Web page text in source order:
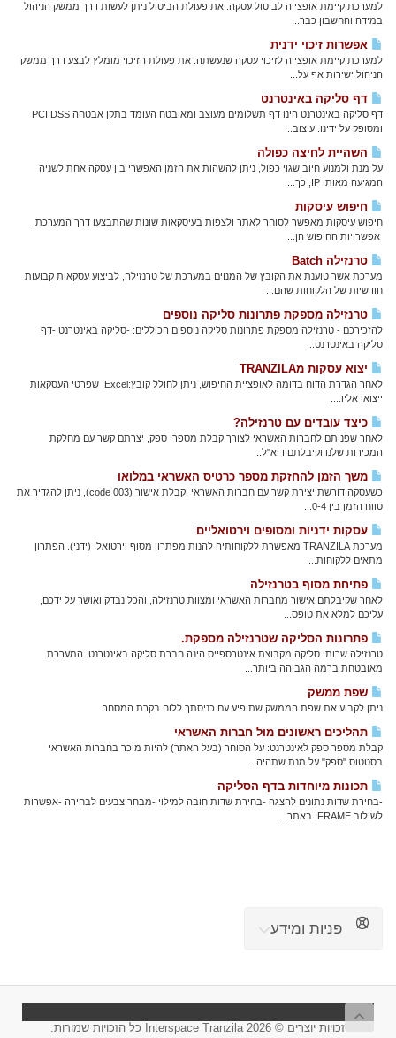
למערכת קיימת אופצייה לביטול עסקה. את פעולת הביטול ניתן לעשות דרך ממשק הניהול
במידה והחשבון כבר...
אפשרות זיכוי ידנית
למערכת קיימת אופצייה לזיכוי עסקה שנעשתה. את פעולת הזיכוי מומלץ לבצע דרך ממשק
הניהול ישירות אף על...
דף סליקה באינטרנט
דף סליקה באינטרנט הינו דף תשלומים מעוצב ומאובטח העומד בתקן אבטחה PCI DSS
ומסופק על ידינו. עיצוב...
השהיית לחיצה כפולה
על מנת ולמנוע חיוב שגוי כפול, ניתן להשהות את הזמן האפשרי בין עסקה אחת לשניה
המגיעה מאותו IP, כך...
חיפוש עיסקות
חיפוש עיסקות מאפשר לסוחר לאתר ולצפות בעיסקאות שונות שהתבצעו דרך המערכת.
אפשרויות החיפוש הן...
טרנזילה Batch
מערכת אשר טוענת את הקובץ של המנוים במערכת של טרנזילה, לביצוע עסקאות קבועות
חודשיות של הלקוחות שהם...
טרנזילה מספקת פתרונות סליקה נוספים
להזכירכם - טרנזילה מספקת פתרונות סליקה נוספים הכוללים: -סליקה באינטרנט -דף
סליקה באינטרנט...
יצוא עסקות מTRANZILA
לאחר הגדרת הדוח בדומה לאופציית החיפוש, ניתן לחולל קובץ:Excel שפרטי העסקאות
ייצואו אליו....
כיצד עובדים עם טרנזילה?
לאחר שפניתם לחברות האשראי לצורך קבלת מספרי ספק, יצרתם קשר עם מחלקת
המכירות שלנו וקיבלתם דוא"ל...
משך הזמן להחזקת מספר כרטיס האשראי במלואו
כשעסקה דורשת יצירת קשר עם חברות האשראי וקבלת אישור (code 003), ניתן להגדיר את
טווח הזמן בין 0-4...
עסקות ידניות ומסופים וירטואליים
מערכת TRANZILA מאפשרת ללקוחותיה להנות מפתרון מסוף וירטואלי (ידני). הפתרון
מתאים ללקוחות...
פתיחת מסוף בטרנזילה
לאחר שקיבלתם אישור מחברות האשראי ומצוות טרנזילה, והכל נבדק ואושר על ידכם,
עליכם למלא את טופס...
פתרונות הסליקה שטרנזילה מספקת.
טרנזילה שרותי סליקה מקבוצת אינטרספייס הינה חברת סליקה באינטרנט. המערכת
מאובטחת ברמה הגבוהה ביותר...
שפת ממשק
ניתן לקבוע את שפת הממשק שתופיע עם כניסתך ללוח בקרת המסחר.
תהליכים ראשונים מול חברות האשראי
קבלת מספר ספק לאינטרנט: על הסוחר (בעל האתר) להיות מוכר בחברות האשראי
בסטטוס "ספק" על מנת שתהיה...
תכונות מיוחדות בדף הסליקה
-בחירת שדות נתונים להצגה -בחירת שדות חובה למילוי -מבחר צבעים לבחירה -אפשרות
לשילוב IFRAME באתר...
פניות ומידע
זכויות יוצרים © 2026 Interspace Tranzila כל הזכויות שמורות.